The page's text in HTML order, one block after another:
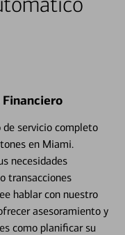
servicio completo
en Miami.
necesidades
transacciones
hablar con nuestro
asesoramiento y
como planificar su